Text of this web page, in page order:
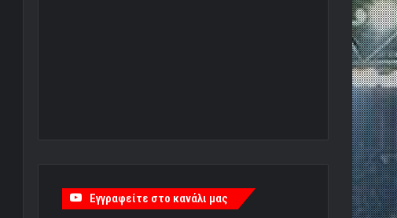
Εγγραφείτε στο κανάλι μας